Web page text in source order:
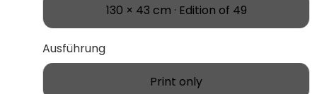
130 × 43 cm · Edition of 49
Ausführung
Print only